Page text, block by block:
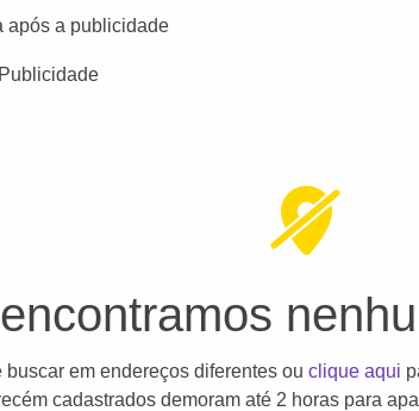
após a publicidade
Publicidade
buscar em endereços diferentes ouclique aqui
cadastrados demoram até 2 horas para